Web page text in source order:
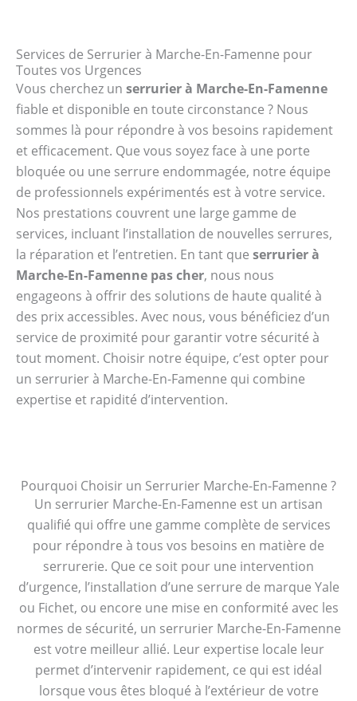
Services de Serrurier à Marche-En-Famenne pour
Toutes vos Urgences
Vous cherchez un serrurier à Marche-En-Famenne
fiable et disponible en toute circonstance ? Nous
sommes là pour répondre à vos besoins rapidement
et efficacement. Que vous soyez face à une porte
bloquée ou une serrure endommagée, notre équipe
de professionnels expérimentés est à votre service.
Nos prestations couvrent une large gamme de
services, incluant l’installation de nouvelles serrures,
la réparation et l’entretien. En tant que serrurier à
Marche-En-Famenne pas cher, nous nous
engageons à offrir des solutions de haute qualité à
des prix accessibles. Avec nous, vous bénéficiez d’un
service de proximité pour garantir votre sécurité à
tout moment. Choisir notre équipe, c’est opter pour
un serrurier à Marche-En-Famenne qui combine
expertise et rapidité d’intervention.
Pourquoi Choisir un Serrurier Marche-En-Famenne ?
Un serrurier Marche-En-Famenne est un artisan
qualifié qui offre une gamme complète de services
pour répondre à tous vos besoins en matière de
serrurerie. Que ce soit pour une intervention
d’urgence, l’installation d’une serrure de marque Yale
ou Fichet, ou encore une mise en conformité avec les
normes de sécurité, un serrurier Marche-En-Famenne
est votre meilleur allié. Leur expertise locale leur
permet d’intervenir rapidement, ce qui est idéal
lorsque vous êtes bloqué à l’extérieur de votre